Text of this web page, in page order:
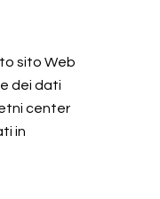
sito Web
dei dati
center
in